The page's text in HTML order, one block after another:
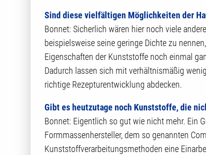
Sind diese vielfältigen Möglichkeiten der
Bonnet: Sicherlich wären hier noch viele
beispielsweise seine geringe Dichte zu
Eigenschaften der Kunststoffe noch einmal
Dadurch lassen sich mit verhältnismäßig
richtige Rezepturentwicklung abdecken.
Gibt es heutzutage noch Kunststoffe, die
Bonnet: Eigentlich so gut wie nicht mehr. Ein
Formmassenhersteller, dem so genannten
Kunststoffverarbeitungsmethoden eine